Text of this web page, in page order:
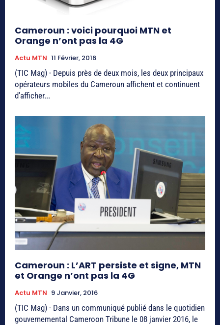
Cameroun : voici pourquoi MTN et
Orange n’ont pas la 4G
Actu MTN 11 Février, 2016
(TIC Mag) - Depuis près de deux mois, les deux principaux
opérateurs mobiles du Cameroun affichent et continuent
d’afficher...
Cameroun : L’ART persiste et signe, MTN
et Orange n’ont pas la 4G
Actu MTN 9 Janvier, 2016
(TIC Mag) - Dans un communiqué publié dans le quotidien
gouvernemental Cameroon Tribune le 08 janvier 2016, le